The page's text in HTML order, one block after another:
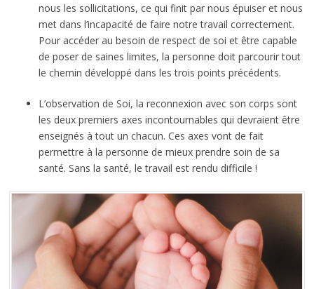
nous les sollicitations, ce qui finit par nous épuiser et nous
met dans l’incapacité de faire notre travail correctement.
Pour accéder au besoin de respect de soi et être capable
de poser de saines limites, la personne doit parcourir tout
le chemin développé dans les trois points précédents.
L’observation de Soi, la reconnexion avec son corps sont
les deux premiers axes incontournables qui devraient être
enseignés à tout un chacun. Ces axes vont de fait
permettre à la personne de mieux prendre soin de sa
santé. Sans la santé, le travail est rendu difficile !